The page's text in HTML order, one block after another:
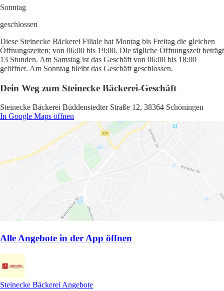
Sonntag
geschlossen
Diese Steinecke Bäckerei Filiale hat Montag bis Freitag die gleichen
Öffnungszeiten: von 06:00 bis 19:00. Die tägliche Öffnungszeit beträgt
13 Stunden. Am Samstag ist das Geschäft von 06:00 bis 18:00
geöffnet. Am Sonntag bleibt das Geschäft geschlossen.
Dein Weg zum Steinecke Bäckerei-Geschäft
Steinecke Bäckerei Büddenstedter Straße 12, 38364 Schöningen
In Google Maps öffnen
Alle Angebote in der App öffnen
Steinecke Bäckerei Angebote